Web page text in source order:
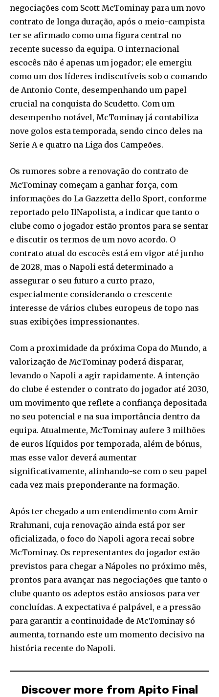
negociações com Scott McTominay para um novo
contrato de longa duração, após o meio-campista
ter se afirmado como uma figura central no
recente sucesso da equipa. O internacional
escocês não é apenas um jogador; ele emergiu
como um dos líderes indiscutíveis sob o comando
de Antonio Conte, desempenhando um papel
crucial na conquista do Scudetto. Com um
desempenho notável, McTominay já contabiliza
nove golos esta temporada, sendo cinco deles na
Serie A e quatro na Liga dos Campeões.
Os rumores sobre a renovação do contrato de
McTominay começam a ganhar força, com
informações do La Gazzetta dello Sport, conforme
reportado pelo IlNapolista, a indicar que tanto o
clube como o jogador estão prontos para se sentar
e discutir os termos de um novo acordo. O
contrato atual do escocês está em vigor até junho
de 2028, mas o Napoli está determinado a
assegurar o seu futuro a curto prazo,
especialmente considerando o crescente
interesse de vários clubes europeus de topo nas
suas exibições impressionantes.
Com a proximidade da próxima Copa do Mundo, a
valorização de McTominay poderá disparar,
levando o Napoli a agir rapidamente. A intenção
do clube é estender o contrato do jogador até 2030,
um movimento que reflete a confiança depositada
no seu potencial e na sua importância dentro da
equipa. Atualmente, McTominay aufere 3 milhões
de euros líquidos por temporada, além de bónus,
mas esse valor deverá aumentar
significativamente, alinhando-se com o seu papel
cada vez mais preponderante na formação.
Após ter chegado a um entendimento com Amir
Rrahmani, cuja renovação ainda está por ser
oficializada, o foco do Napoli agora recai sobre
McTominay. Os representantes do jogador estão
previstos para chegar a Nápoles no próximo mês,
prontos para avançar nas negociações que tanto o
clube quanto os adeptos estão ansiosos para ver
concluídas. A expectativa é palpável, e a pressão
para garantir a continuidade de McTominay só
aumenta, tornando este um momento decisivo na
história recente do Napoli.
Discover more from Apito Final